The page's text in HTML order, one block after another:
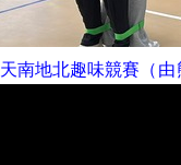
天南地北趣味競賽 （